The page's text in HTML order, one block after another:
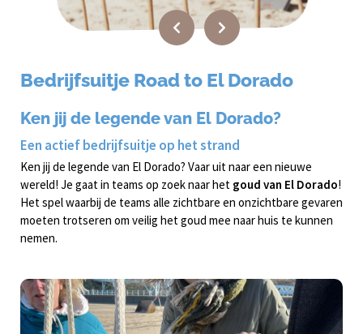
Bedrijfsuitje Road to El Dorado
Ken jij de legende van El Dorado?
Een actief bedrijfsuitje op het strand
Ken jij de legende van El Dorado? Vaar uit naar een nieuwe
wereld! Je gaat in teams op zoek naar het goud van El Dorado!
Het spel waarbij de teams alle zichtbare en onzichtbare gevaren
moeten trotseren om veilig het goud mee naar huis te kunnen
nemen.